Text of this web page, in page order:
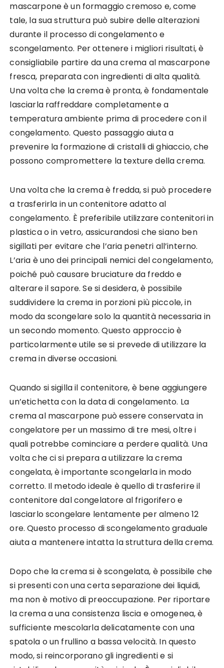
mascarpone è un formaggio cremoso e, come
tale, la sua struttura può subire delle alterazioni
durante il processo di congelamento e
scongelamento. Per ottenere i migliori risultati, è
consigliabile partire da una crema al mascarpone
fresca, preparata con ingredienti di alta qualità.
Una volta che la crema è pronta, è fondamentale
lasciarla raffreddare completamente a
temperatura ambiente prima di procedere con il
congelamento. Questo passaggio aiuta a
prevenire la formazione di cristalli di ghiaccio, che
possono compromettere la texture della crema.
Una volta che la crema è fredda, si può procedere
a trasferirla in un contenitore adatto al
congelamento. È preferibile utilizzare contenitori in
plastica o in vetro, assicurandosi che siano ben
sigillati per evitare che l’aria penetri all’interno.
L’aria è uno dei principali nemici del congelamento,
poiché può causare bruciature da freddo e
alterare il sapore. Se si desidera, è possibile
suddividere la crema in porzioni più piccole, in
modo da scongelare solo la quantità necessaria in
un secondo momento. Questo approccio è
particolarmente utile se si prevede di utilizzare la
crema in diverse occasioni.
Quando si sigilla il contenitore, è bene aggiungere
un’etichetta con la data di congelamento. La
crema al mascarpone può essere conservata in
congelatore per un massimo di tre mesi, oltre i
quali potrebbe cominciare a perdere qualità. Una
volta che ci si prepara a utilizzare la crema
congelata, è importante scongelarla in modo
corretto. Il metodo ideale è quello di trasferire il
contenitore dal congelatore al frigorifero e
lasciarlo scongelare lentamente per almeno 12
ore. Questo processo di scongelamento graduale
aiuta a mantenere intatta la struttura della crema.
Dopo che la crema si è scongelata, è possibile che
si presenti con una certa separazione dei liquidi,
ma non è motivo di preoccupazione. Per riportare
la crema a una consistenza liscia e omogenea, è
sufficiente mescolarla delicatamente con una
spatola o un frullino a bassa velocità. In questo
modo, si reincorporano gli ingredienti e si